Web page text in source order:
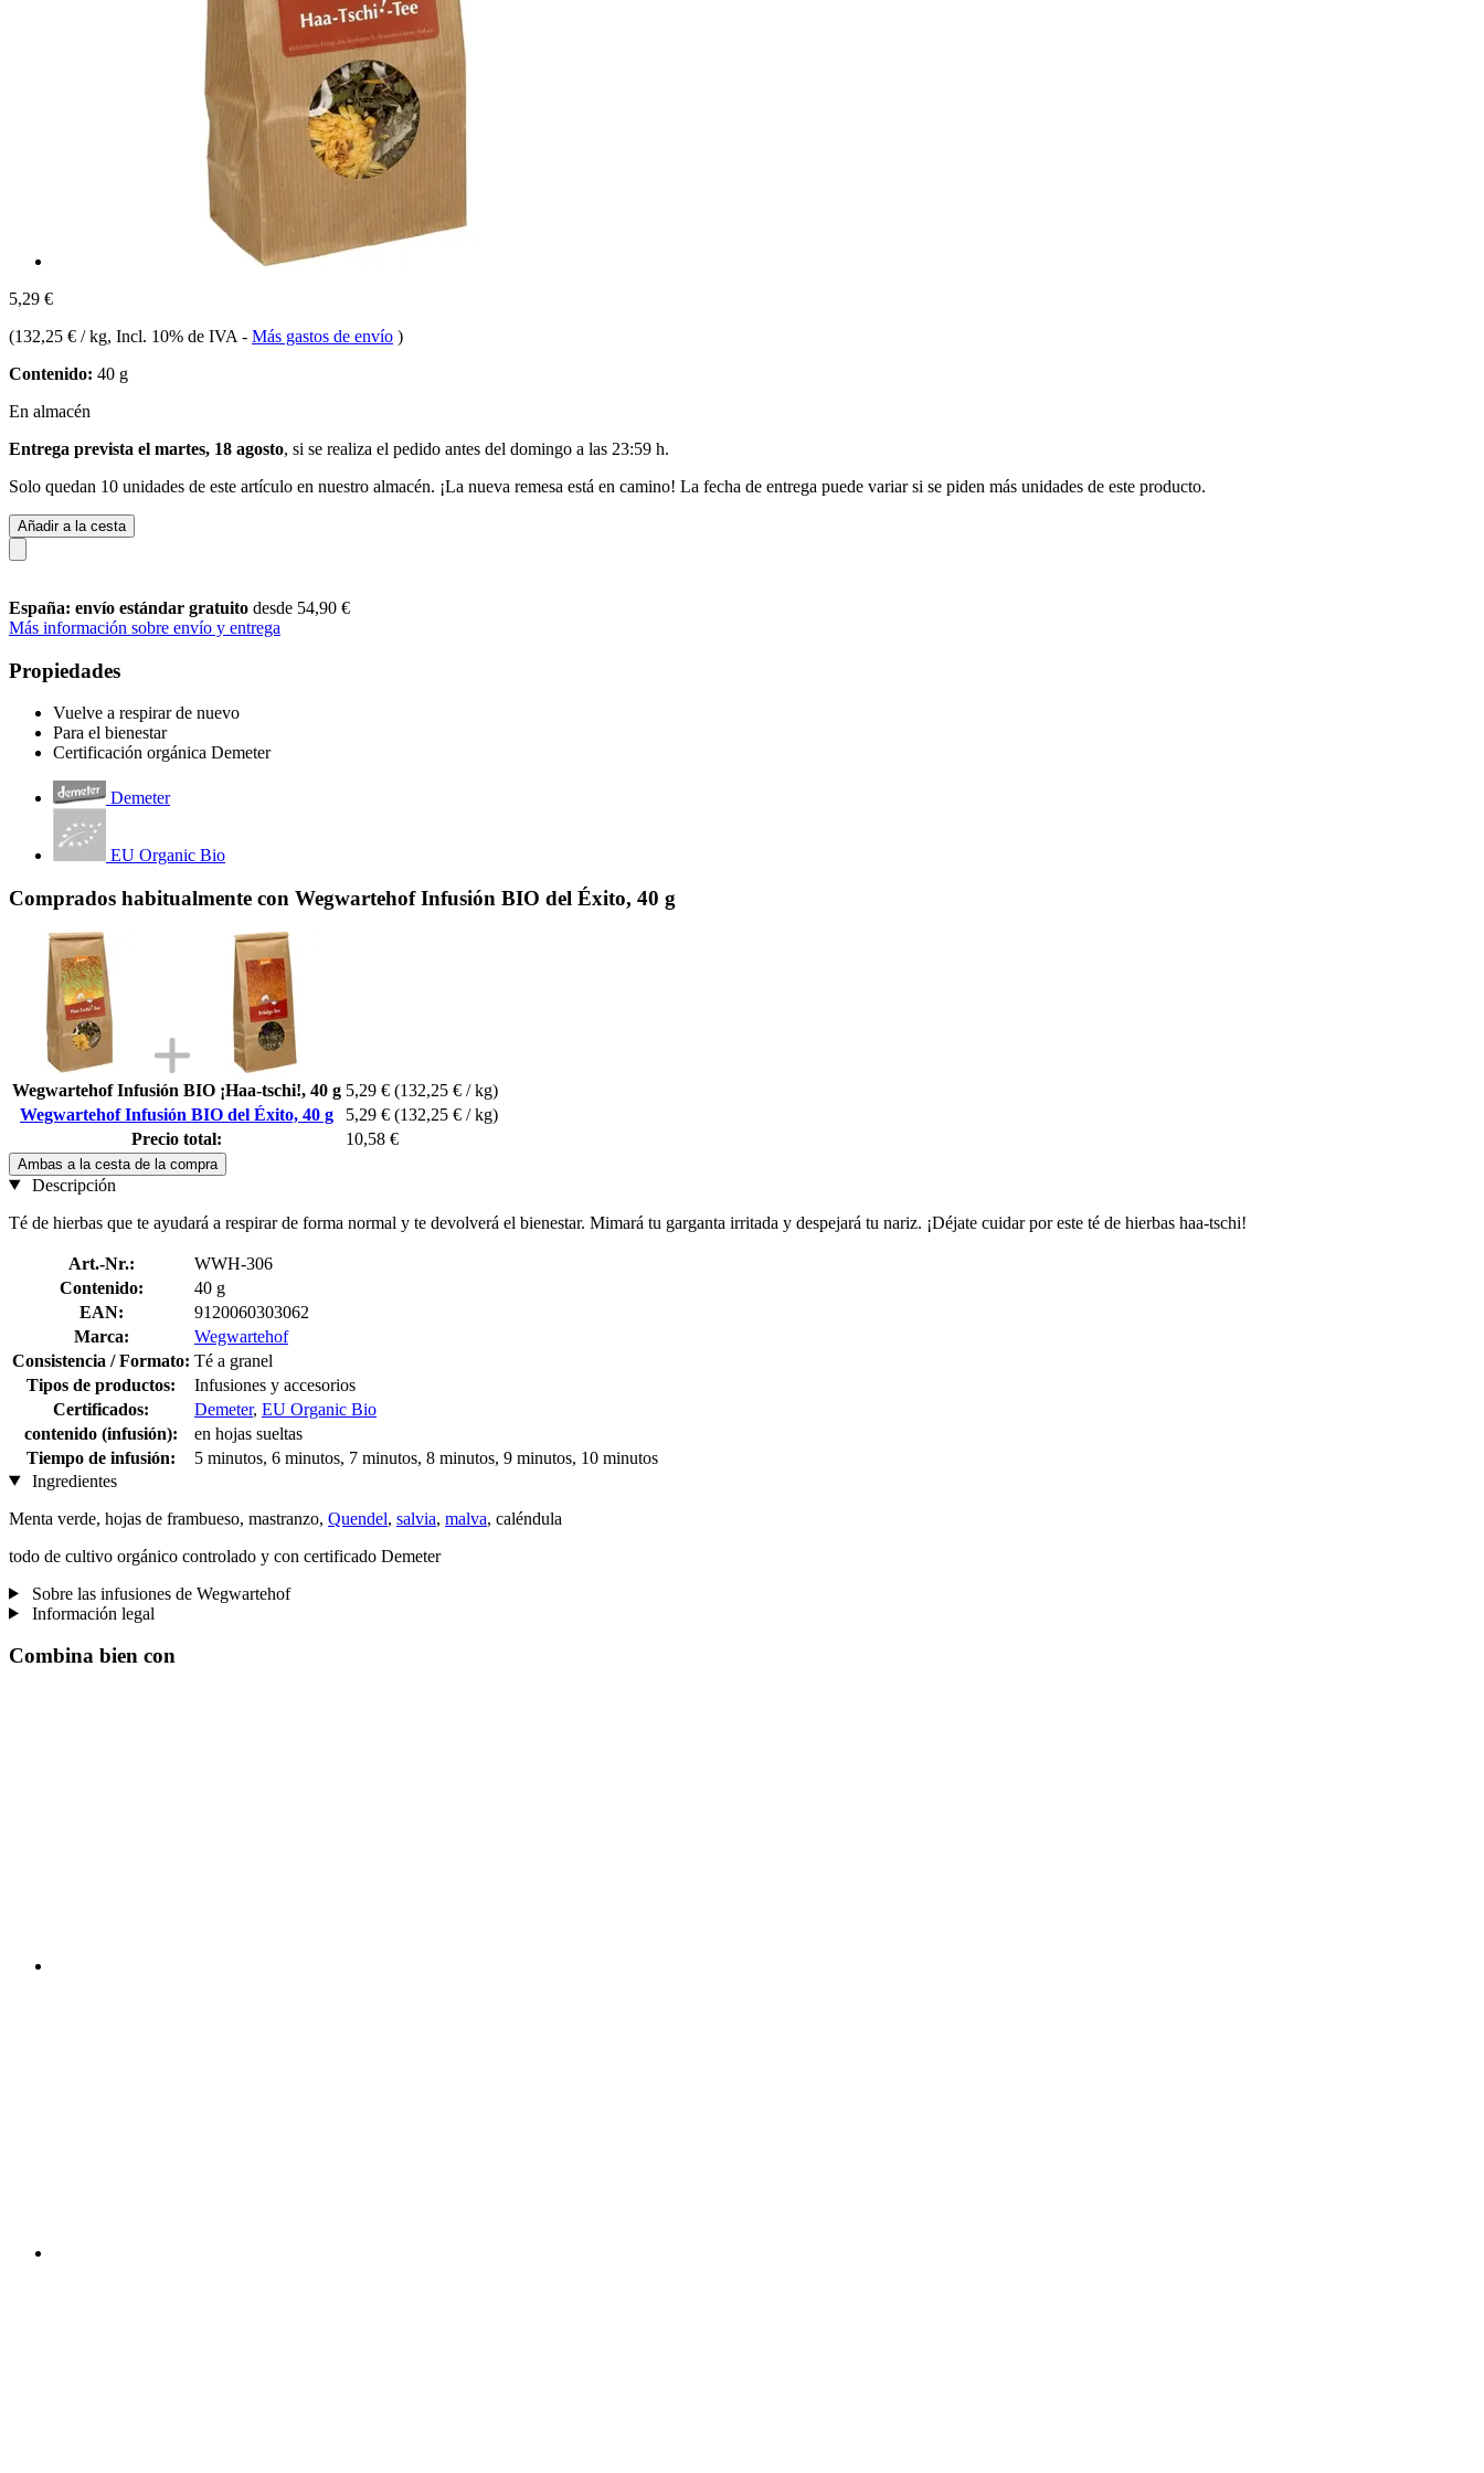
5,29 €
(132,25 € / kg, Incl. 10% de IVA - Más gastos de envío )
Contenido: 40 g
En almacén
Entrega prevista el martes, 18 agosto, si se realiza el pedido antes del domingo a las 23:59 h.
Solo quedan 10 unidades de este artículo en nuestro almacén. ¡La nueva remesa está en camino! La fecha de entrega puede variar si se piden más unidades de este producto.
Añadir a la cesta
España: envío estándar gratuito desde 54,90 €
Más información sobre envío y entrega
Propiedades
Vuelve a respirar de nuevo
Para el bienestar
Certificación orgánica Demeter
Demeter
EU Organic Bio
Comprados habitualmente con Wegwartehof Infusión BIO del Éxito, 40 g
Wegwartehof Infusión BIO ¡Haa-tschi!, 40 g 5,29 € (132,25 € / kg)
Wegwartehof Infusión BIO del Éxito, 40 g
5,29 € (132,25 € / kg)
Precio total:
10,58 €
Ambas a la cesta de la compra
Descripción
Té de hierbas que te ayudará a respirar de forma normal y te devolverá el bienestar. Mimará tu garganta irritada y despejará tu nariz. ¡Déjate cuidar por este té de hierbas haa-tschi!
Art.-Nr.:
WWH-306
Contenido:
40 g
EAN:
9120060303062
Marca:
Wegwartehof
Consistencia / Formato: Té a granel
Tipos de productos:
Infusiones y accesorios
Certificados:
Demeter, EU Organic Bio
contenido (infusión):
en hojas sueltas
Tiempo de infusión:
5 minutos, 6 minutos, 7 minutos, 8 minutos, 9 minutos, 10 minutos
Ingredientes
Menta verde, hojas de frambueso, mastranzo, Quendel, salvia, malva, caléndula
todo de cultivo orgánico controlado y con certificado Demeter
Sobre las infusiones de Wegwartehof
Información legal
Combina bien con